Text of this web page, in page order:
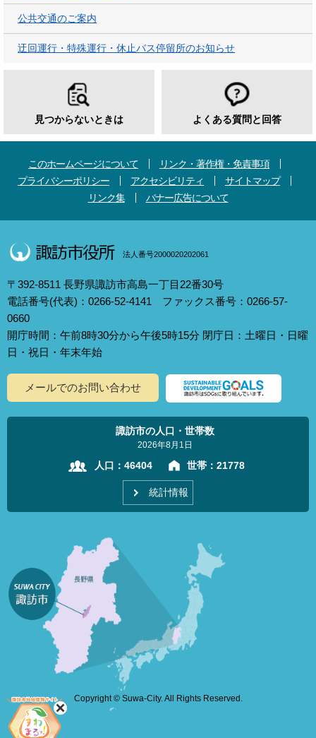
公共交通のご案内
迂回運行・特殊運行・休止バス停留所のお知らせ
見つからないときは よくある質問と回答
このホームページについて
リンク・著作権・免責事項
プライバシーポリシー
アクセシビリティ
サイトマップ
リンク集
バナー広告について
法人番号2000020202061
〒392-8511 長野県諏訪市高島一丁目22番30号
電話番号(代表)：0266-52-4141 ファックス番号：0266-57-
0660
開庁時間：午前8時30分から午後5時15分 閉庁日：土曜日・日曜
日・祝日・年末年始
メールでのお問い合わせ
諏訪市の人口・世帯数
2026年8月1日
人口： 46404 世帯： 21778
統計情報
Copyright © Suwa-City. All Rights Reserved.